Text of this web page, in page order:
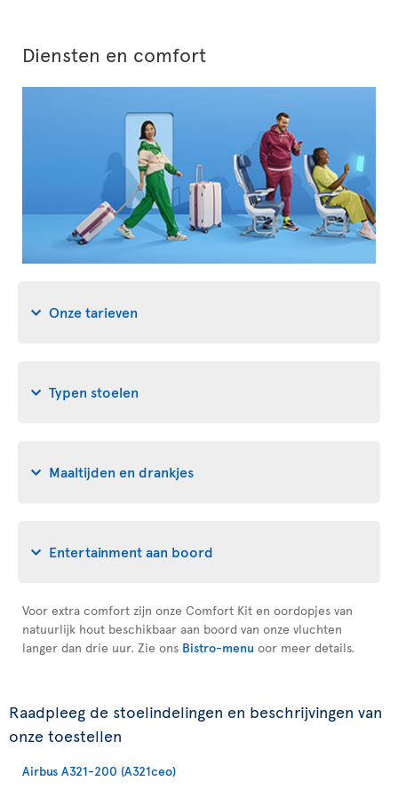
Diensten en comfort
Onze tarieven
Typen stoelen
Maaltijden en drankjes
Entertainment aan boord
Voor extra comfort zijn onze Comfort Kit en oordopjes van
natuurlijk hout beschikbaar aan boord van onze vluchten
langer dan drie uur. Zie ons Bistro-menu oor meer details.
Raadpleeg de stoelindelingen en beschrijvingen van
onze toestellen
Airbus A321-200 (A321ceo)